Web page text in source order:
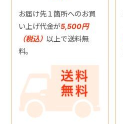
お届け先１箇所へのお買
い上げ代金が5,500円
（税込） 以上で送料無
料。